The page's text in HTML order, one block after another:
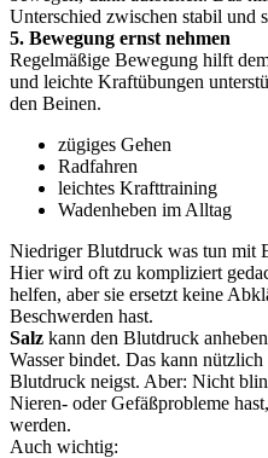
Unterschied zwischen stabil und
5. Bewegung ernst nehmen
Regelmäßige Bewegung hilft
und leichte Kraftübungen
den Beinen.
zügiges Gehen
Radfahren
leichtes Krafttraining
Wadenheben im Alltag
Niedriger Blutdruck was tun mit
Hier wird oft zu kompliziert
helfen, aber sie ersetzt keine
Beschwerden hast.
Salz kann den Blutdruck
Wasser bindet. Das kann
Blutdruck neigst. Aber: Nicht
Nieren- oder Gefäßprobleme
werden.
Auch wichtig: